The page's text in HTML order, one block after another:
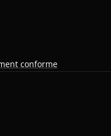
conforme